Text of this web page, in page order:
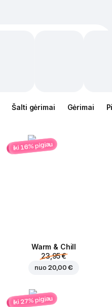
Šalti gėrimai Gėrimai
iki 16% pigiau
Warm & Chill
23,95 €
nuo 20,00 €
iki 27% pigiau